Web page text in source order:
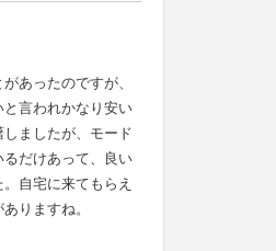
あったのですが、
言われかなり安い
ましたが、モード
だけあって、良い
自宅に来てもらえ
りますね。